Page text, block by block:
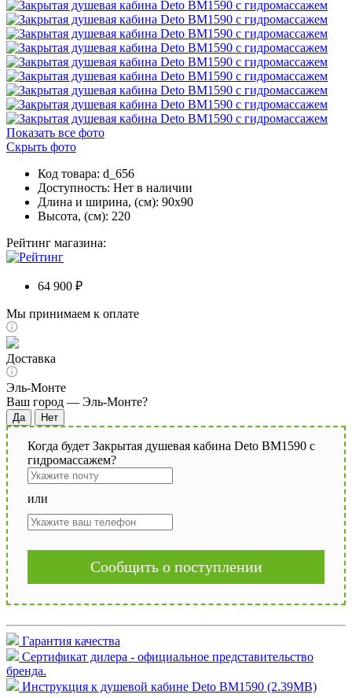
Показать все фото
Скрыть фото
Код товара: d_656
Доступность: Нет в наличии
Длина и ширина, (см): 90x90
Высота, (см): 220
Рейтинг магазина:
64 900 ₽
Мы принимаем к оплате
Доставка
Эль-Монте
Ваш город — Эль-Монте?
Когда будет Закрытая душевая кабина Deto BM1590 с
гидромассажем?
или
Сообщить о поступлении
Гарантия качества
Сертификат дилера - официальное представительство
бренда.
Инструкция к душевой кабине Deto BM1590 (2.39MB)